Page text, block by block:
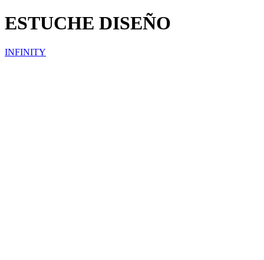
ESTUCHE DISEÑO
INFINITY